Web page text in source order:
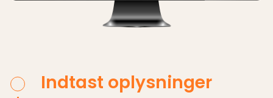
Indtast oplysninger